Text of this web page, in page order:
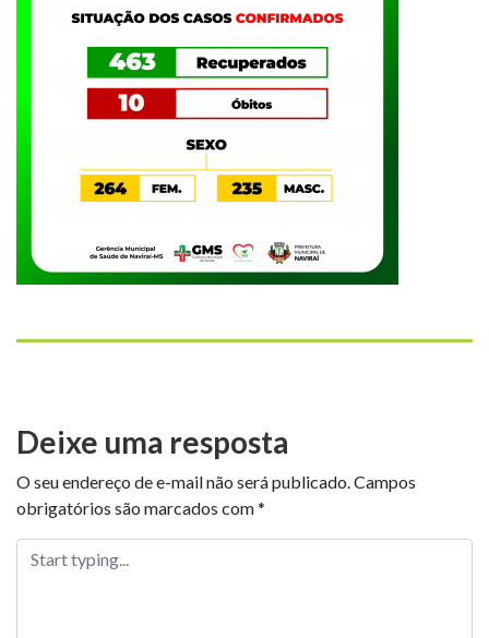
Deixe uma resposta
O seu endereço de e-mail não será publicado.Campos
obrigatórios são marcados com*